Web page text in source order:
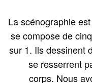
La scénographie
se compose de
sur 1. Ils dessinent
se resserrent
corps. Nous